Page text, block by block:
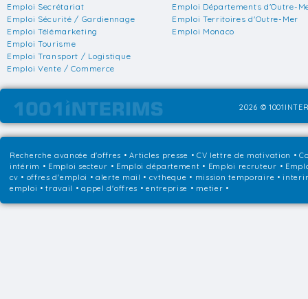
Emploi Secrétariat
Emploi Sécurité / Gardiennage
Emploi Télémarketing
Emploi Tourisme
Emploi Transport / Logistique
Emploi Vente / Commerce
Emploi Départements d'Outre-
Emploi Territoires d'Outre-Mer
Emploi Monaco
2026 ©
Recherche avancée d'offres •Articles presse • CV lettre de motivation •
intérim • Emploi secteur • Emploi département • Emploi recruteur •
cv • offres d'emploi • alerte mail • cvtheque • mission temporaire •
emploi • travail • appel d'offres • entreprise • metier •